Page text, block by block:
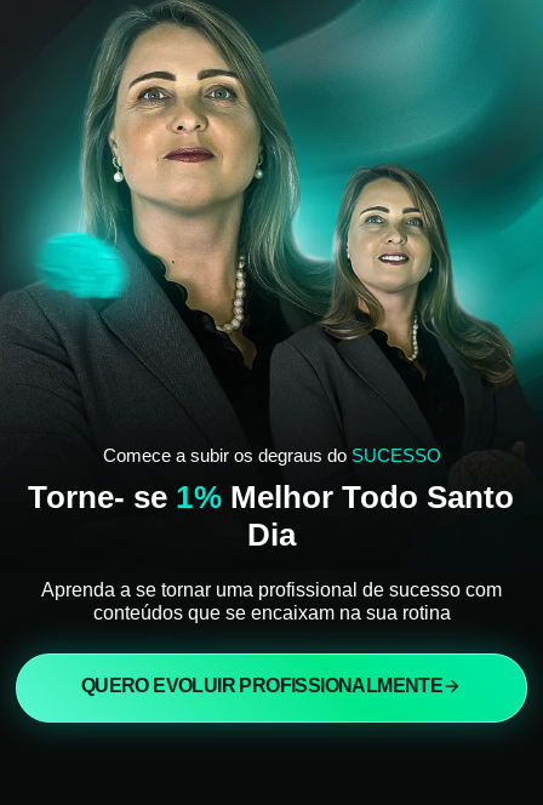
Comece a subir os degraus do SUCESSO
Torne- se 1% Melhor Todo Santo
Dia
Aprenda a se tornar uma profissional de sucesso com
conteúdos que se encaixam na sua rotina
QUERO EVOLUIR PROFISSIONALMENTE